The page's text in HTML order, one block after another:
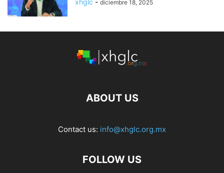
xhglc - diciembre 18, 2025
ABOUT US
Contact us: info@xhglc.org.mx
FOLLOW US